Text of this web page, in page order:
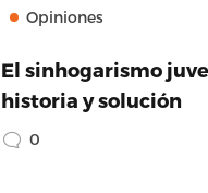
Opiniones
El sinhogarismo
historia y solución
0